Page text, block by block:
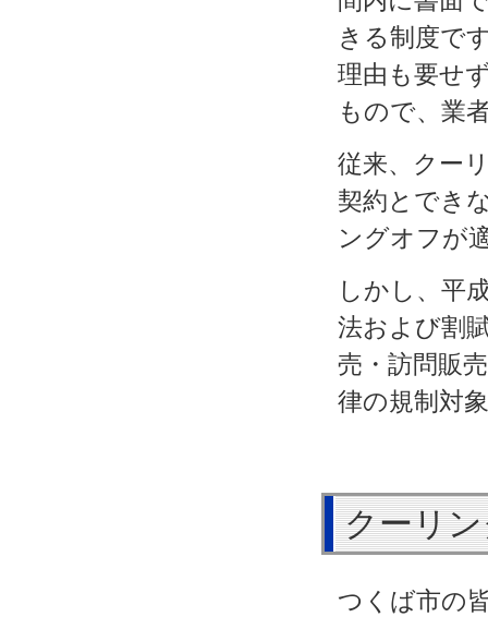
きる制度で
理由も要せ
もので、業
従来、クー
契約とでき
ングオフが
しかし、平
法および割
売・訪問販
律の規制対
クーリ
つくば市の